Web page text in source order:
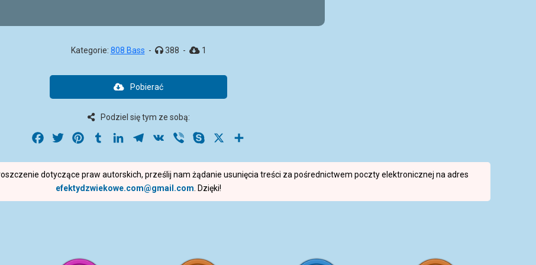
Kategorie: 808 Bass - 388 - 1
Pobierać
Podziel się tym ze sobą:
Facebook
Twitter PinterestTumblrLinkedInTelegram
VK Viber Skype
dotyczące praw autorskich, prześlij nam żądanie usunięcia treści za pośrednictwem poczty elektronicznej na adres
efektydzwiekowe.com@gmail.com . Dzięki!